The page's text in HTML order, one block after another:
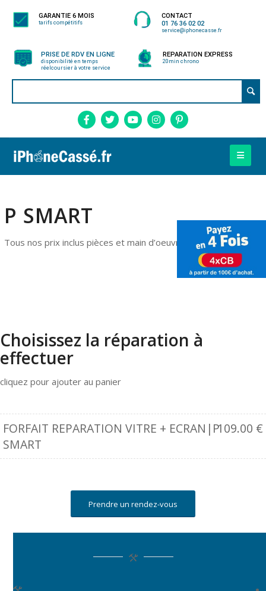
GARANTIE 6 MOIS
tarifs compétitifs
CONTACT
01 76 36 02 02
service@iphonecasse.fr
PRISE DE RDV EN LIGNE
disponibilité en temps
réelcoursier à votre service
REPARATION EXPRESS
20min chrono
P SMART
Tous nos prix inclus pièces et main d’oeuvre.
Choisissez la réparation à
effectuer
cliquez pour ajouter au panier
FORFAIT REPARATION VITRE + ECRAN|P
SMART
109.00 €
Prendre un rendez-vous